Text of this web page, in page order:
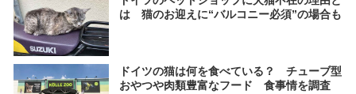
は 猫のお迎えに“バルコニー必須”の場合も
ドイツの猫は何を食べている？ チューブ型
おやつや肉類豊富なフード 食事情を調査